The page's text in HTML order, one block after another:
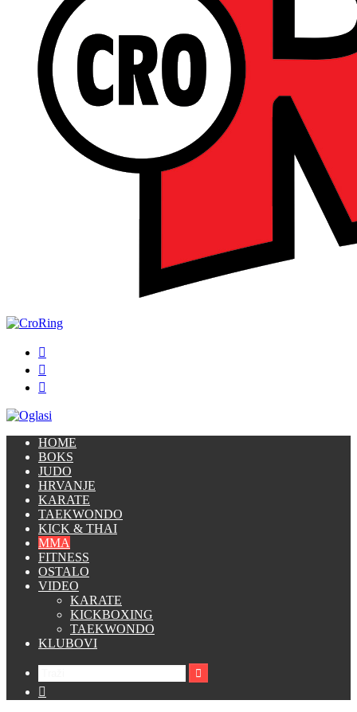
HOME
BOKS
JUDO
HRVANJE
KARATE
TAEKWONDO
KICK & THAI
MMA
FITNESS
OSTALO
VIDEO
KARATE
KICKBOXING
TAEKWONDO
KLUBOVI
Traži
skin